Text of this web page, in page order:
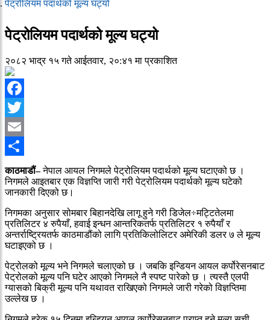
पेट्रोलियम पदार्थको मूल्य घट्यो
पेट्रोलियम पदार्थको मूल्य घट्यो
२०८२ भाद्र १५ गते आईतवार, २०:४१ मा प्रकाशित
Facebook
Twitter
Email
Share
काठमाडौं–नेपाल आयल निगमले पेट्रोलियम पदार्थको मूल्य घटाएको छ ।
निगमले आइतबार एक विज्ञप्ति जारी गरी पेट्रोलियम पदार्थको मूल्य घटेको
जानकारी दिएको छ।
निगमका अनुसार सोमबार बिहानदेखि लागू हुने गरी डिजेल÷मट्टितेलमा
प्रतिलिटर ४ रुपैयाँ, हवाई इन्धन आन्तरिकतर्फ प्रतिलिटर १ रुपैयाँ र
अन्तर्राष्ट्रियतर्फ काठमाडौंको लागि प्रतिकिलोलिटर अमेरिकी डलर ७ ले मूल्य
घटाइएको छ ।
पेट्रोलको मूल्य भने निगमले चलाएको छ । जबकि इन्डियन आयल कर्पोरेसनबाट
पेट्रोलको मूल्य पनि घटेर आएको निगमले नै स्पष्ट पारेको छ । त्यस्तै एलपी
ग्यासको बिक्री मूल्य पनि यथावत राखिएको निगमले जारी गरेको विज्ञप्तिमा
उल्लेख छ ।